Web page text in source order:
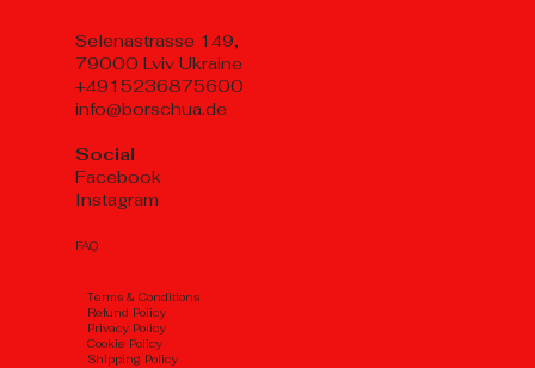
Selenastrasse 149,
79000 Lviv Ukraine
+4915236875600
info@borschua.de
Social
Facebook
Instagram
FAQ
Тerms & Conditions
Refund Policy
Privacy Policy
Cookie Policy
Shipping Policy